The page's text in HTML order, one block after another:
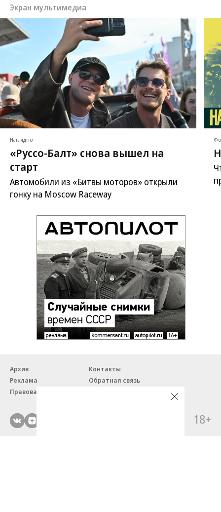
Экран мультимедиа
Наглядно
«Руссо-Балт» снова вышел на
старт
Автомобили из «Битвы моторов» открыли
гонку на Moscow Raceway
Архив
Контакты
Реклама
Обратная связь
Правовая информация
18+